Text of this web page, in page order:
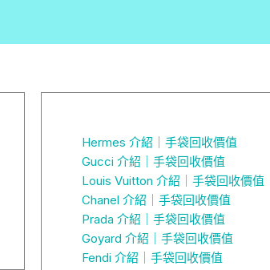
Hermes 介紹｜手袋回收價值
Gucci 介紹｜手袋回收價值
Louis Vuitton 介紹｜手袋回收價值
Chanel 介紹｜手袋回收價值
Prada 介紹｜手袋回收價值
Goyard 介紹｜手袋回收價值
Fendi 介紹｜手袋回收價值